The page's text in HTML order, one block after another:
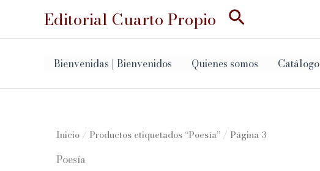
contenido
Editorial Cuarto Propio Buscar
Bienvenidas | Bienvenidos Quienes somos Catálogo
Inicio / Productos etiquetados “Poesía” / Página 3
Poesía